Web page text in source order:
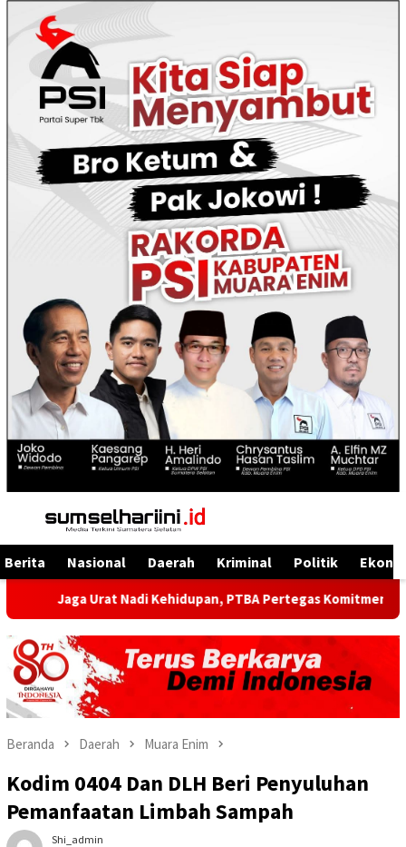
Menu
Mobile
Berita Nasional Daerah Kriminal Politik
Urat Nadi Kehidupan, PTBA Pertegas Komitmen Kelestarian
Beranda Daerah Muara Enim
Kodim 0404 Dan DLH Beri Penyuluhan
Pemanfaatan Limbah Sampah
Shi_admin